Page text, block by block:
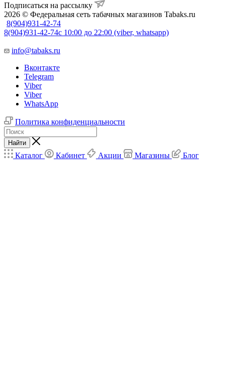
Подписаться на рассылку
2026 © Федеральная сеть табачных магазинов Tabaks.ru
8(904)931-42-74
8(904)931-42-74с 10:00 до 22:00 (viber, whatsapp)
info@tabaks.ru
Вконтакте
Telegram
Viber
Viber
WhatsApp
Политика конфиденциальности
Найти
Каталог Кабинет Акции Магазины Блог